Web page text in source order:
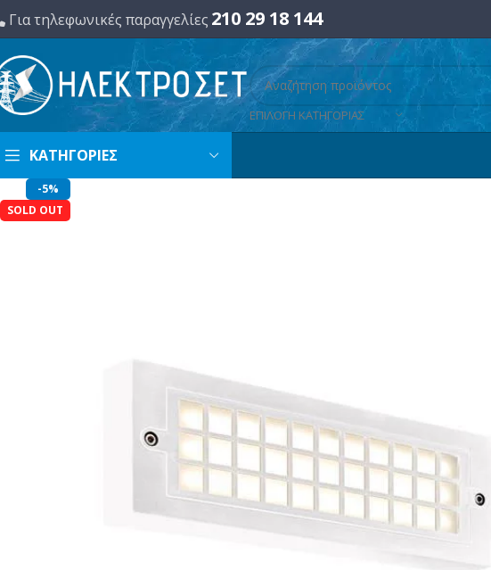
Για τηλεφωνικές παραγγελίες 210 29 18 144
ΕΠΙΛΟΓΗ ΚΑΤΗΓΟΡΙΑΣ
ΚΑΤΗΓΟΡΙΕΣ
-5%
SOLD OUT